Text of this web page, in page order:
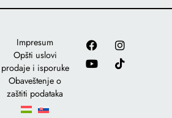
Impresum
Opšti uslovi
prodaje i isporuke
Obaveštenje o
zaštiti podataka